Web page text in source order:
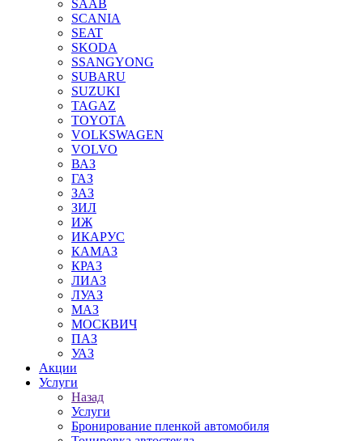
SAAB
SCANIA
SEAT
SKODA
SSANGYONG
SUBARU
SUZUKI
TAGAZ
TOYOTA
VOLKSWAGEN
VOLVO
ВАЗ
ГАЗ
ЗАЗ
ЗИЛ
ИЖ
ИКАРУС
КАМАЗ
КРАЗ
ЛИАЗ
ЛУАЗ
МАЗ
МОСКВИЧ
ПАЗ
УАЗ
Акции
Услуги
Назад
Услуги
Бронирование пленкой автомобиля